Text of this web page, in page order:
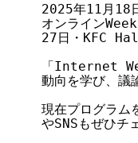
2025年11月18
オンライン
27日・KFC
「Internet
動向を学び、議
現在プログラム
やSNSもぜひチ